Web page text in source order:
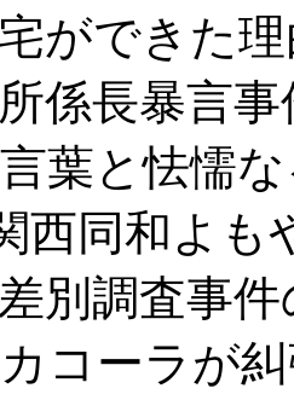
ができた
係長暴言事
葉と怯懦
同和よも
別調査事
コーラが